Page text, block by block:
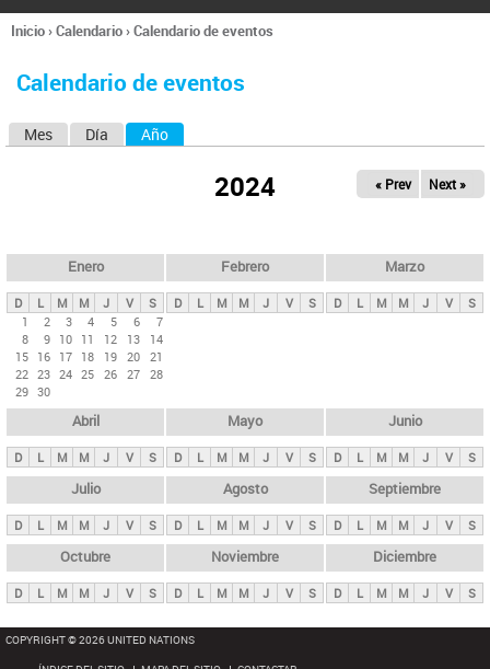
l
d
Se
usted
Inicio›Calendario›Calendario de eventos
Calendario de eventos
s
p
n
i
p
a
l
s
Mes Día Año
2024 « Prev Next »
Enero
D L M M J V
S
1
2 3 4 5 6
7
8
9 10 11 12 13
14
15 16 17 18 19 20 21
22 23 24 25 26 27 28
29 30
Febrero
D L M M J V S
Marzo
D L M M J V S
Abril
D L M M J V S
Mayo
D L M M J V S
Junio
D L M M J V S
Julio
D L M M J V S
Agosto
D L M M J V S
Septiembre
D L M M J V S
Octubre
D L M M J V S
Noviembre
D L M M J V S
Diciembre
D L M M J V S
COPYRIGHT © 2026 UNITED NATIONS